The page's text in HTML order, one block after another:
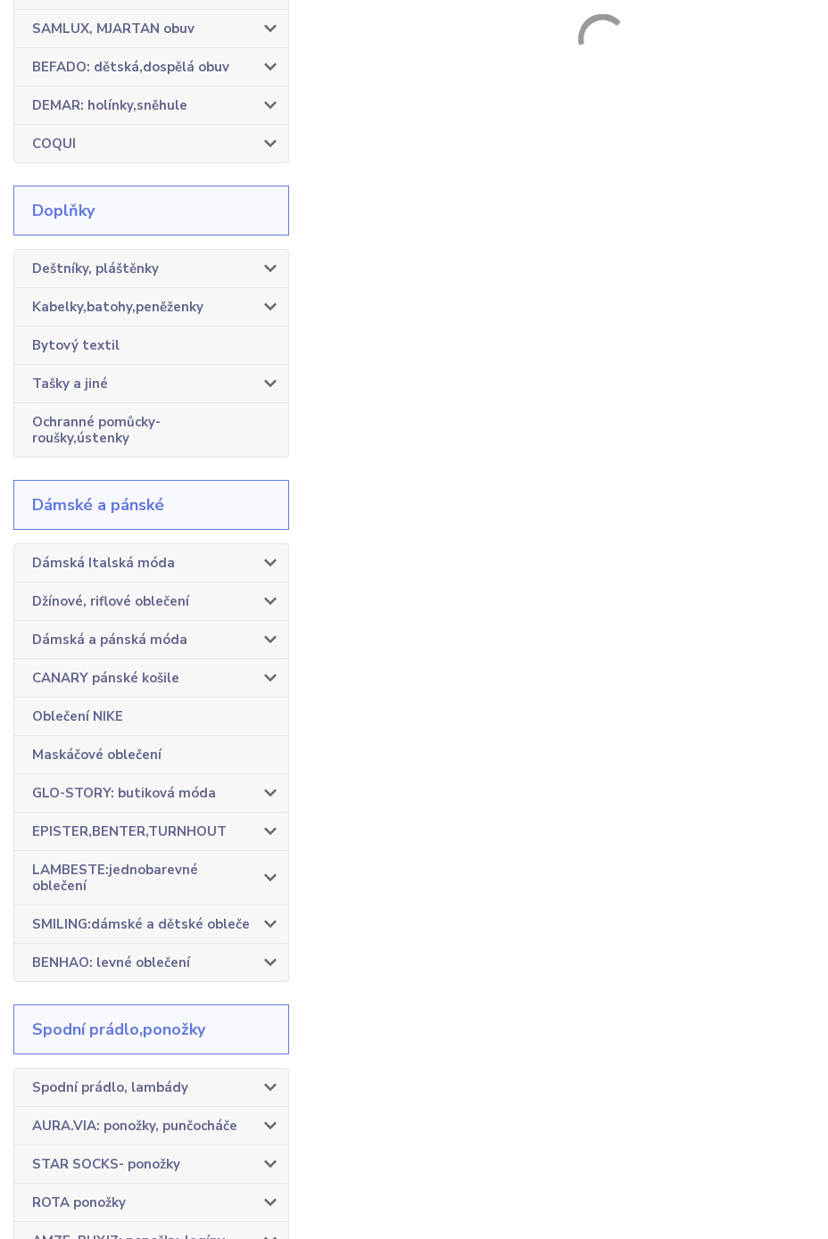
SAMLUX, MJARTAN obuv
BEFADO: dětská,dospělá obuv
DEMAR: holínky,sněhule
COQUI
Doplňky
Deštníky, pláštěnky
Kabelky,batohy,peněženky
Bytový textil
Tašky a jiné
Ochranné pomůcky-
roušky,ústenky
Dámské a pánské
Dámská Italská móda
Džínové, riflové oblečení
Dámská a pánská móda
CANARY pánské košile
Oblečení NIKE
Maskáčové oblečení
GLO-STORY: butiková móda
EPISTER,BENTER,TURNHOUT
LAMBESTE:jednobarevné
oblečení
SMILING:dámské a dětské obleče
BENHAO: levné oblečení
Spodní prádlo,ponožky
Spodní prádlo, lambády
AURA.VIA: ponožky, punčocháče
STAR SOCKS- ponožky
ROTA ponožky